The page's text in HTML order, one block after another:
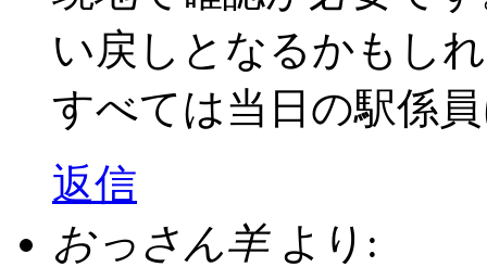
い戻しとなるかもし
すべては当日の駅係
返信
おっさん羊 より: